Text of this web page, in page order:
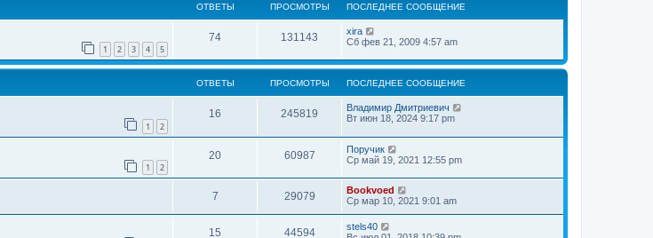
ОТВЕТЫ ПРОСМОТРЫ ПОСЛЕДНЕЕ СООБЩЕНИЕ
1 2 3 4 5
74 131143
xira
Сб фев 21, 2009 4:57 am
ОТВЕТЫ ПРОСМОТРЫ ПОСЛЕДНЕЕ СООБЩЕНИЕ
1 2
16 245819
Владимир Дмитриевич
Вт июн 18, 2024 9:17 pm
1 2
20 60987
Поручик
Ср май 19, 2021 12:55 pm
7 29079
Bookvoed
Ср мар 10, 2021 9:01 am
15 44594
stels40